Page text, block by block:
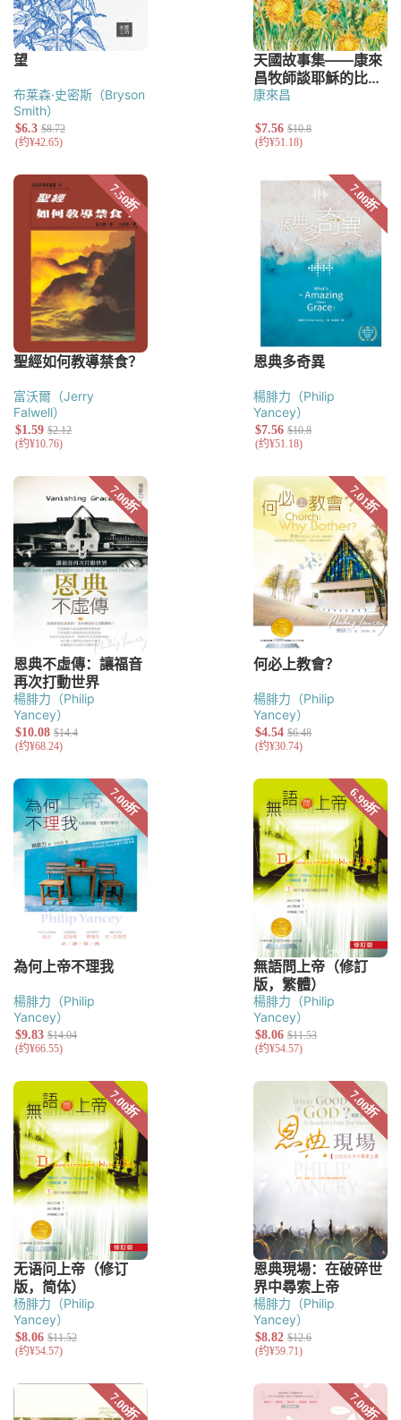
布莱森·史密斯（Bryson
Smith）
康來昌
富沃爾（Jerry
Falwell）
楊腓力（Philip
Yancey）
楊腓力（Philip
Yancey）
楊腓力（Philip
Yancey）
楊腓力（Philip
Yancey）
楊腓力（Philip
Yancey）
杨腓力（Philip
Yancey）
楊腓力（Philip
Yancey）